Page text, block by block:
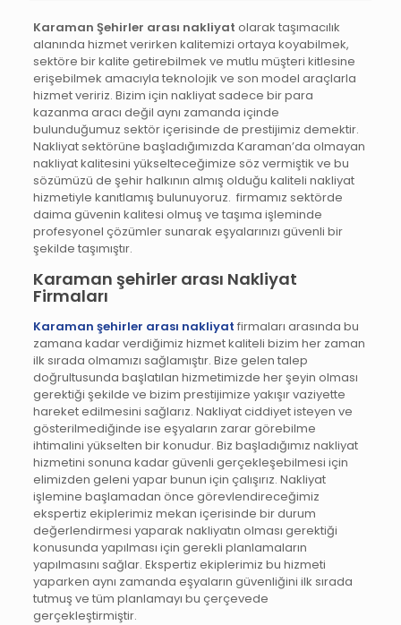
Karaman Şehirler arası nakliyat olarak taşımacılık
alanında hizmet verirken kalitemizi ortaya koyabilmek,
sektöre bir kalite getirebilmek ve mutlu müşteri kitlesine
erişebilmek amacıyla teknolojik ve son model araçlarla
hizmet veririz. Bizim için nakliyat sadece bir para
kazanma aracı değil aynı zamanda içinde
bulunduğumuz sektör içerisinde de prestijimiz demektir.
Nakliyat sektörüne başladığımızda Karaman’da olmayan
nakliyat kalitesini yükselteceğimize söz vermiştik ve bu
sözümüzü de şehir halkının almış olduğu kaliteli nakliyat
hizmetiyle kanıtlamış bulunuyoruz. firmamız sektörde
daima güvenin kalitesi olmuş ve taşıma işleminde
profesyonel çözümler sunarak eşyalarınızı güvenli bir
şekilde taşımıştır.
Karaman şehirler arası Nakliyat
Firmaları
Karaman şehirler arası nakliyat firmaları arasında bu
zamana kadar verdiğimiz hizmet kaliteli bizim her zaman
ilk sırada olmamızı sağlamıştır. Bize gelen talep
doğrultusunda başlatılan hizmetimizde her şeyin olması
gerektiği şekilde ve bizim prestijimize yakışır vaziyette
hareket edilmesini sağlarız. Nakliyat ciddiyet isteyen ve
gösterilmediğinde ise eşyaların zarar görebilme
ihtimalini yükselten bir konudur. Biz başladığımız nakliyat
hizmetini sonuna kadar güvenli gerçekleşebilmesi için
elimizden geleni yapar bunun için çalışırız. Nakliyat
işlemine başlamadan önce görevlendireceğimiz
ekspertiz ekiplerimiz mekan içerisinde bir durum
değerlendirmesi yaparak nakliyatın olması gerektiği
konusunda yapılması için gerekli planlamaların
yapılmasını sağlar. Ekspertiz ekiplerimiz bu hizmeti
yaparken aynı zamanda eşyaların güvenliğini ilk sırada
tutmuş ve tüm planlamayı bu çerçevede
gerçekleştirmiştir.